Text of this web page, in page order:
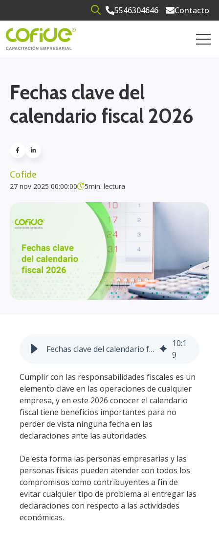
Open search5546304646 Contacto
Fechas clave del
calendario fiscal 2026
Cofide
27 nov 2025 00:00:00 5min. lectura
Fechas clave del calendario fiscal 2026
10:1
9
Cumplir con las responsabilidades fiscales es un
elemento clave en las operaciones de cualquier
empresa, y en este 2026 conocer el calendario
fiscal tiene beneficios importantes para no
perder de vista ninguna fecha en las
declaraciones ante las autoridades.
De esta forma las personas empresarias y las
personas físicas pueden atender con todos los
compromisos como contribuyentes a fin de
evitar cualquier tipo de problema al entregar las
declaraciones con respecto a las actividades
económicas.